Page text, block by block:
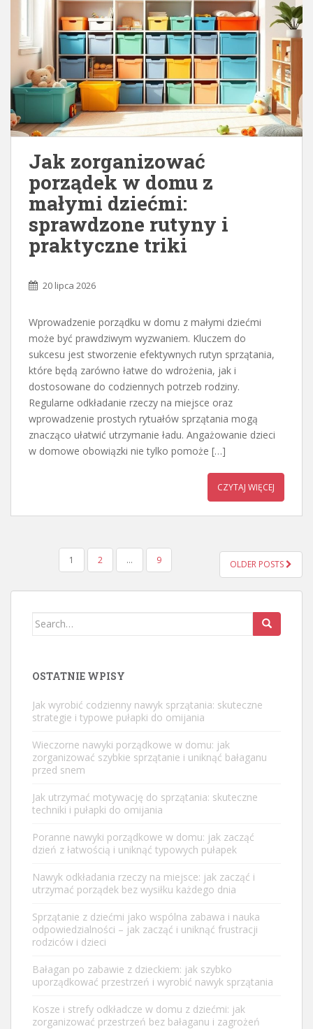
Jak zorganizować
porządek w domu z
małymi dziećmi:
sprawdzone rutyny i
praktyczne triki
20 lipca 2026
Wprowadzenie porządku w domu z małymi dziećmi
może być prawdziwym wyzwaniem. Kluczem do
sukcesu jest stworzenie efektywnych rutyn sprzątania,
które będą zarówno łatwe do wdrożenia, jak i
dostosowane do codziennych potrzeb rodziny.
Regularne odkładanie rzeczy na miejsce oraz
wprowadzenie prostych rytuałów sprzątania mogą
znacząco ułatwić utrzymanie ładu. Angażowanie dzieci
w domowe obowiązki nie tylko pomoże […]
CZYTAJ WIĘCEJ
STRONICOWANIE
WPISÓW
1 2 … 9 OLDER POSTS
Search
OSTATNIE WPISY
Jak wyrobić codzienny nawyk sprzątania: skuteczne
strategie i typowe pułapki do omijania
Wieczorne nawyki porządkowe w domu: jak
zorganizować szybkie sprzątanie i uniknąć bałaganu
przed snem
Jak utrzymać motywację do sprzątania: skuteczne
techniki i pułapki do omijania
Poranne nawyki porządkowe w domu: jak zacząć
dzień z łatwością i uniknąć typowych pułapek
Nawyk odkładania rzeczy na miejsce: jak zacząć i
utrzymać porządek bez wysiłku każdego dnia
Sprzątanie z dziećmi jako wspólna zabawa i nauka
odpowiedzialności – jak zacząć i uniknąć frustracji
rodziców i dzieci
Bałagan po zabawie z dzieckiem: jak szybko
uporządkować przestrzeń i wyrobić nawyk sprzątania
Kosze i strefy odkładcze w domu z dziećmi: jak
zorganizować przestrzeń bez bałaganu i zagrożeń